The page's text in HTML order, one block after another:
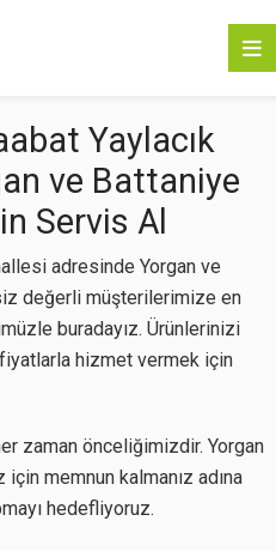
Yaylacık
ve Battaniye
Servis Al
adresinde Yorgan ve
değerli müşterilerimize en
buradayız. Ürünlerinizi
hizmet vermek için
zaman önceliğimizdir. Yorgan
memnun kalmanız adına
hedefliyoruz.